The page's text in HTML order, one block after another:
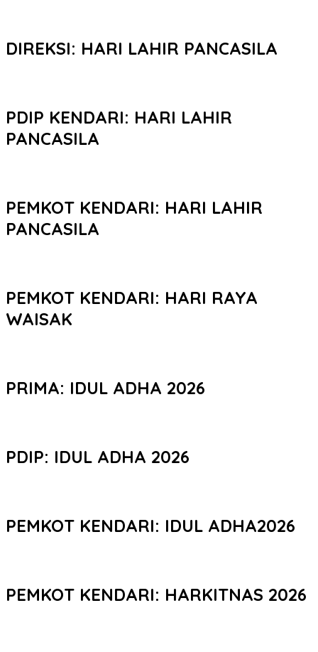
DIREKSI: HARI LAHIR PANCASILA
PDIP KENDARI: HARI LAHIR
PANCASILA
PEMKOT KENDARI: HARI LAHIR
PANCASILA
PEMKOT KENDARI: HARI RAYA
WAISAK
PRIMA: IDUL ADHA 2026
PDIP: IDUL ADHA 2026
PEMKOT KENDARI: IDUL ADHA2026
PEMKOT KENDARI: HARKITNAS 2026